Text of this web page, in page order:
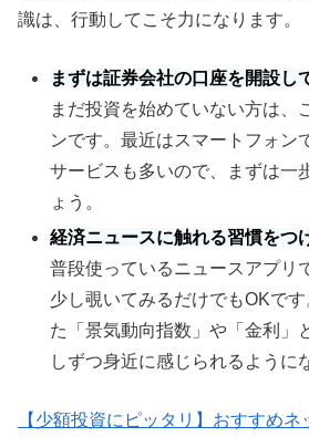
識は、行動してこそ力になります。
まずは証券会社の口座を開設し
まだ投資を始めていない方は、
ンです。最近はスマートフォン
サービスも多いので、まずは一
ょう。
経済ニュースに触れる習慣をつ
普段使っているニュースアプリ
少し覗いてみるだけでもOKで
た「景気動向指数」や「金利」
しずつ身近に感じられるように
【少額投資にピッタリ】おすすめ